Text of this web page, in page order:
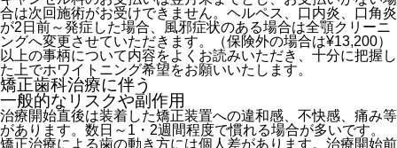
合は次回施術がお受けできません。ヘルペス、口内炎、口角炎
が2日前～発症した場合、風邪症状のある場合は全顎クリーニ
ングへ変更させていただきます。（保険外の場合は¥13,200）
以上の事柄について内容をよくお読みいただき、十分に把握し
た上でホワイトニング希望をお願いいたします。
矯正歯科治療に伴う
一般的なリスクや副作用
治療開始直後は装着した矯正装置への違和感、不快感、痛み等
があります。数日～1・2週間程度で慣れる場合が多いです。
矯正治療による歯の動き方には個人差があります。治療開始前